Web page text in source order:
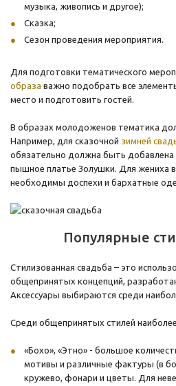
музыка, живопись и другое);
Сказка;
Сезон проведения мероприятия.
Для подготовки тематического
образа важно подобрать все
место и подготовить гостей.
В образах молодоженов тематика
Например, для сказочной зимней
обязательно должна быть добавлена
пышное платье Золушки. Для жениха
необходимы доспехи и бархатные
Популярные
Стилизованная свадьба – это
общепринятых концепций,
Аксессуары выбираются среди
Среди общепринятых стилей
«Бохо», «Этно» - большое
мотивы и различные фактуры (в
кружево, фонари и цветы. Для